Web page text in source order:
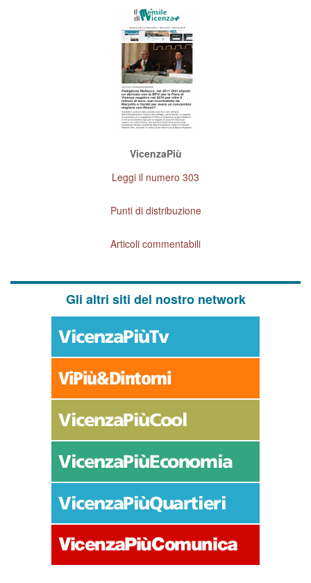
VicenzaPiù
Leggi il numero 303
Punti di distribuzione
Articoli commentabili
Gli altri siti del nostro network